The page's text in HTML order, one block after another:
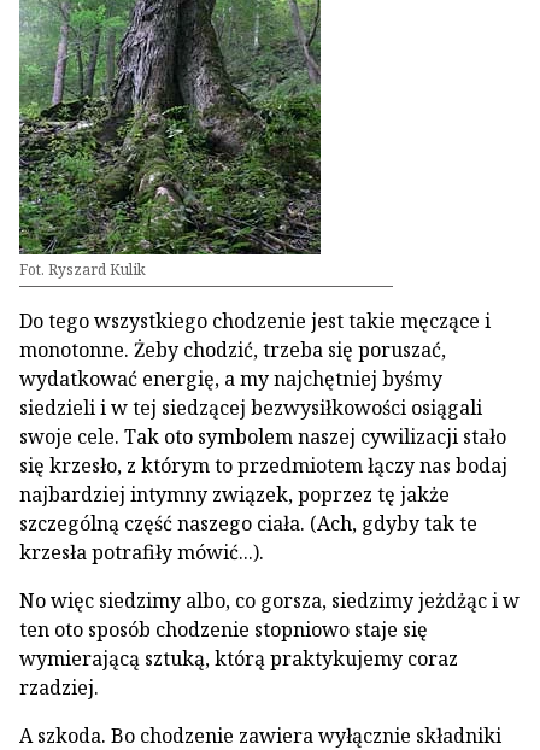
Fot. Ryszard Kulik
Do tego wszystkiego chodzenie jest takie męczące i
monotonne. Żeby chodzić, trzeba się poruszać,
wydatkować energię, a my najchętniej byśmy
siedzieli i w tej siedzącej bezwysiłkowości osiągali
swoje cele. Tak oto symbolem naszej cywilizacji stało
się krzesło, z którym to przedmiotem łączy nas bodaj
najbardziej intymny związek, poprzez tę jakże
szczególną część naszego ciała. (Ach, gdyby tak te
krzesła potrafiły mówić...).
No więc siedzimy albo, co gorsza, siedzimy jeżdżąc i w
ten oto sposób chodzenie stopniowo staje się
wymierającą sztuką, którą praktykujemy coraz
rzadziej.
A szkoda. Bo chodzenie zawiera wyłącznie składniki